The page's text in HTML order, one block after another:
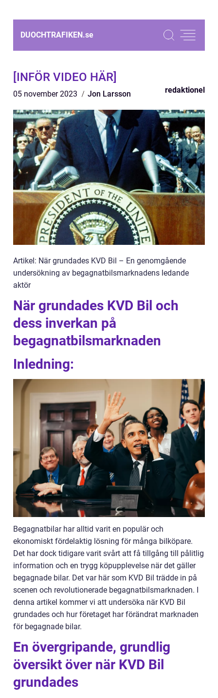
DUOCHTRAFIKEN.se
[INFÖR VIDEO HÄR]
05 november 2023 Jon Larsson redaktionel
Artikel: När grundades KVD Bil – En genomgående
undersökning av begagnatbilsmarknadens ledande
aktör
När grundades KVD Bil och
dess inverkan på
begagnatbilsmarknaden
Inledning:
Begagnatbilar har alltid varit en populär och
ekonomiskt fördelaktig lösning för många bilköpare.
Det har dock tidigare varit svårt att få tillgång till pålitlig
information och en trygg köpupplevelse när det gäller
begagnade bilar. Det var här som KVD Bil trädde in på
scenen och revolutionerade begagnatbilsmarknaden. I
denna artikel kommer vi att undersöka när KVD Bil
grundades och hur företaget har förändrat marknaden
för begagnade bilar.
En övergripande, grundlig
översikt över när KVD Bil
grundades